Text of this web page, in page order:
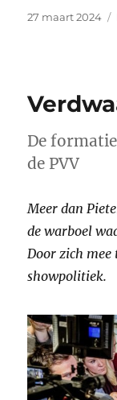
Geplaatst
27 maart 2024
De
de PVV
Meer dan
de warboel
Door zich mee
showpolitiek.